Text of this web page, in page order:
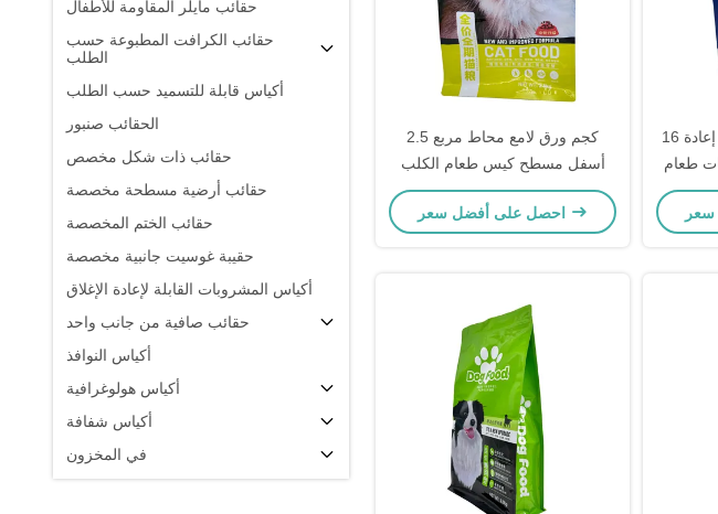
حقائب مايلر المقاومة للأطفال
حقائب الكرافت المطبوعة حسب
الطلب
أكياس قابلة للتسميد حسب الطلب
الحقائب صنبور
حقائب ذات شكل مخصص
حقائب أرضية مسطحة مخصصة
حقائب الختم المخصصة
حقيبة غوسيت جانبية مخصصة
أكياس المشروبات القابلة لإعادة الإغلاق
حقائب صافية من جانب واحد
أكياس النوافذ
أكياس هولوغرافية
أكياس شفافة
في المخزون
2.5 كجم ورق لامع محاط مربع
أسفل مسطح كيس طعام الكلب
16 أوقية من البلاستيك يمكن إعادة
طعام
نافذة